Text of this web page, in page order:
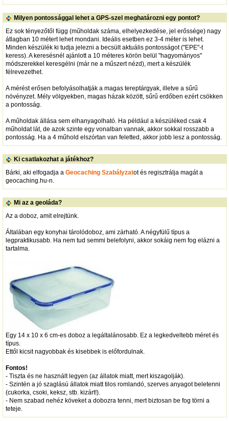
Milyen pontossággal lehet a GPS-szel meghatározni egy pontot?
Ez sok tényezőtől függ (műholdak száma, elhelyezkedése, jel erőssége) nagy
átlagban 10 métert lehet mondani. Ideális esetben ez 3-4 méter is lehet.
Minden készülék ki tudja jelezni a becsült aktuális pontosságot ("EPE"-t
keress). A keresésnél ajánlott a 10 méteres körön belül "hagyományos"
módszerekkel keresgélni (már ne a műszert nézd), mert a készülék
félrevezethet.
A mérést erősen befolyásolhatják a magas tereptárgyak, illetve a sűrű
növényzet. Mély völgyekben, magas házak között, sűrű erdőben ezért csökken
a pontosság.
A műholdak állása sem elhanyagolható. Ha például a készüléked csak 4
műholdat lát, de azok szinte egy vonalban vannak, akkor sokkal rosszabb a
pontosság. Ha a 4 műhold elszórtan van feletted, akkor jobb lesz a pontosság.
Ki csatlakozhat a játékhoz?
Bárki, aki elfogadja a Geocaching Szabályzatot és regisztrálja magát a
geocaching.hu-n.
Mi az a geoláda?
Az a doboz, amit elrejtünk.
Általában egy konyhai tárolódoboz, ami zárható. A négyfülű típus a
legpraktikusabb. Ha nem tud semmi belefolyni, akkor sokáig nem fog elázni a
tartalma.
Egy 14 x 10 x 6 cm-es doboz a legáltalánosabb. Ez a legkedveltebb méret és
típus.
Ettől kicsit nagyobbak és kisebbek is előfordulnak.
Fontos!
- Tiszta és ne használt legyen (az állatok miatt, mert kiszagolják).
- Szintén a jó szaglású állatok miatt tilos romlandó, szerves anyagot beletenni
(cukorka, csoki, keksz, stb. kizárt!).
- Nem szabad nehéz köveket a dobozra tenni, mert biztosan be fog törni a
teteje.